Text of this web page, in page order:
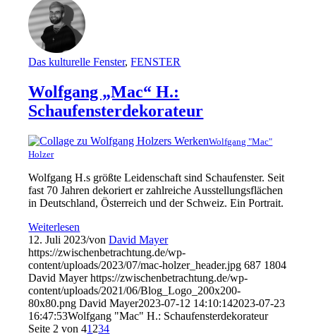
Das kulturelle Fenster,FENSTER
Wolfgang „Mac“ H.:
Schaufensterdekorateur
Wolfgang "Mac"
Holzer
Wolfgang H.s größte Leidenschaft sind Schaufenster. Seit
fast 70 Jahren dekoriert er zahlreiche Ausstellungsflächen
in Deutschland, Österreich und der Schweiz. Ein Portrait.
Weiterlesen
12. Juli 2023/vonDavid Mayer
https://zwischenbetrachtung.de/wp-
content/uploads/2023/07/mac-holzer_header.jpg 687 1804
David Mayer https://zwischenbetrachtung.de/wp-
content/uploads/2021/06/Blog_Logo_200x200-
80x80.png David Mayer2023-07-12 14:10:142023-07-23
16:47:53Wolfgang "Mac" H.: Schaufensterdekorateur
Seite 2 von 41 234